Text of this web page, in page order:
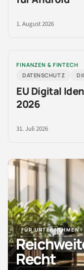
1. August 2026
FINANZEN & FINTECH
DATENSCHUTZ
EU Digital
2026
31. Juli 2026
FÜR UNTERNEHMEN
Recht